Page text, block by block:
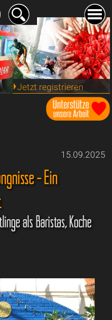
Jetzt registrieren
15.09.2025
- Ein
als Baristas, Köche